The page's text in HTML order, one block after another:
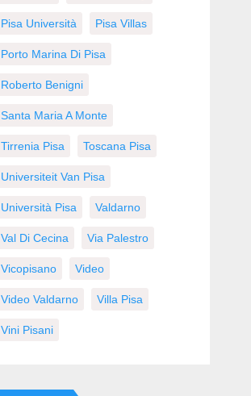
Pisa Università Pisa Villas
Porto Marina Di Pisa
Roberto Benigni
Santa Maria A Monte
Tirrenia Pisa Toscana Pisa
Universiteit Van Pisa
Università Pisa Valdarno
Val Di Cecina Via Palestro
Vicopisano Video
Video Valdarno Villa Pisa
Vini Pisani